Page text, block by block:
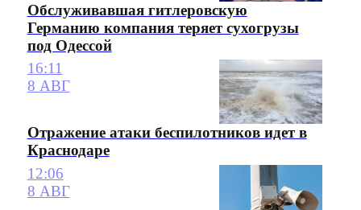
Обслуживавшая гитлеровскую
Германию компания теряет сухогрузы
под Одессой
16:11
8 АВГ
Отражение атаки беспилотников идет в
Краснодаре
12:06
8 АВГ